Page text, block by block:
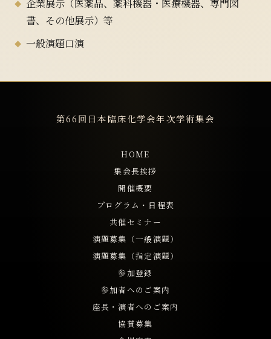
企業展示（医薬品、薬科機器・医療機器、専門図
書、その他展示）等
一般演題口演
第66回日本臨床化学会年次学術集会
HOME
集会長挨拶
開催概要
プログラム・日程表
共催セミナー
演題募集（一般演題）
演題募集（指定演題）
参加登録
参加者へのご案内
座長・演者へのご案内
協賛募集